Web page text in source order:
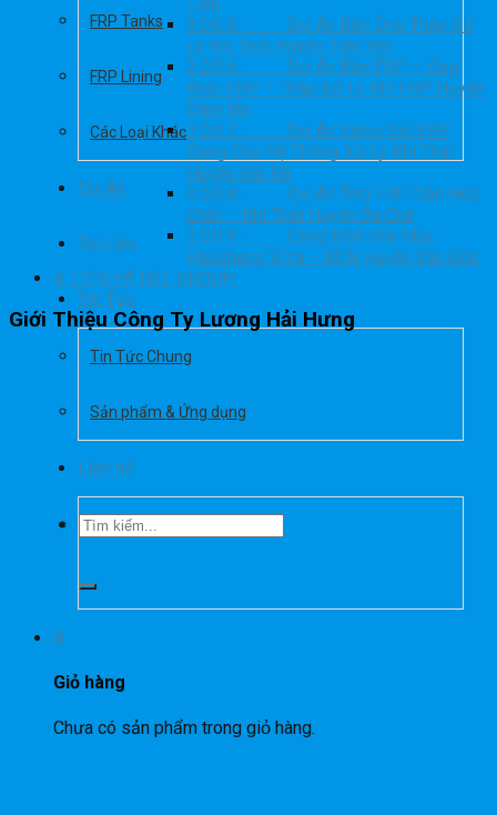
FRP Tanks
FRP Lining
Các Loại Khác
Dự Án
Tài Liệu
Tin Tức
Tin Tức Chung
Sản phẩm & Ứng dụng
Liên hệ
Tìm
kiếm:
0
Giỏ hàng
Chưa có sản phẩm trong giỏ hàng.
3.0.0.5. · Dự Án Bồn Ống Tháp Xử
Lý Khí Thải Huyện Tiên Yên
3.0.0.6. · Dự Án Bồn FRP – Ống
Khói FRP – Tháp Xử Lý Khí FRP Huyện
Đầm Hà
3.0.0.7. · Dự Án Valve Gió FRP
Dùng Cho Hệ Thống Xử Lý Khí Thải
Huyện Hải Hà
3.0.0.8. · Dự Án Ống FRP Dẫn Hoá
Chất – Khí Thải Huyện Ba Chẽ
3.0.0.9. · Công trình nhà Máy
Haosheng VIna – KCN Huyện Vân Đồn
4. LIÊN HỆ H2L GROUP:
Giới Thiệu Công Ty Lương Hải Hưng